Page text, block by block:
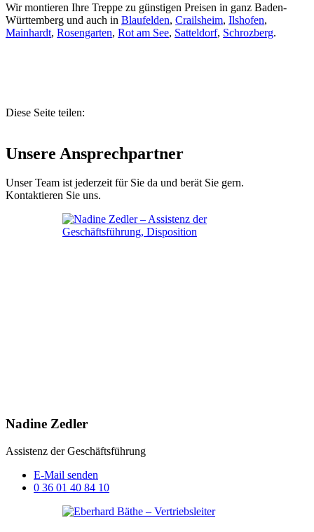
Wir montieren Ihre Treppe zu günstigen Preisen in ganz Baden-
Württemberg und auch in Blaufelden, Crailsheim, Ilshofen,
Mainhardt, Rosengarten, Rot am See, Satteldorf, Schrozberg.
Diese Seite teilen:
Unsere Ansprechpartner
Unser Team ist jederzeit für Sie da und berät Sie gern.
Kontaktieren Sie uns.
Nadine Zedler
Assistenz der Geschäftsführung
E-Mail senden
0 36 01 40 84 10